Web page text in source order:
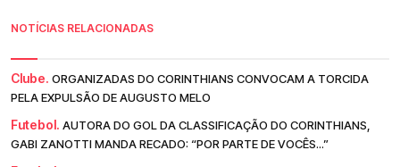
NOTÍCIAS RELACIONADAS
Clube. ORGANIZADAS DO CORINTHIANS CONVOCAM A TORCIDA
PELA EXPULSÃO DE AUGUSTO MELO
Futebol. AUTORA DO GOL DA CLASSIFICAÇÃO DO CORINTHIANS,
GABI ZANOTTI MANDA RECADO: “POR PARTE DE VOCÊS...”